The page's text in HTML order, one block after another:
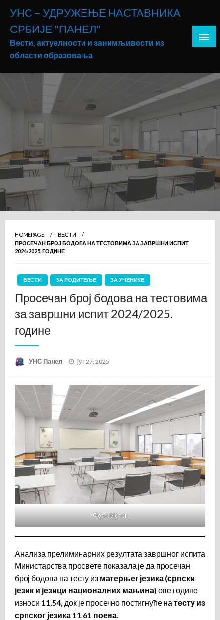
content
УНС – УДРУЖЕЊЕ НАСТАВНИКА
СРБИЈЕ "ПАНЕЛ"
Вести, актуелности и занимљивости из
области образовања
HOMEPAGE
ВЕСТИ
ПРОСЕЧАН БРОЈ БОДОВА НА ТЕСТОВИМА ЗА ЗАВРШНИ ИСПИТ
2024/2025. ГОДИНЕ
ВЕСТИ ЗА РОДИТЕЉЕ ЗА УЧЕНИКЕ
Просечан број бодова на тестовима
за завршни испит 2024/2025.
године
УНС Панел
Posted
јун 27, 2025
Фото: Исток
Анализа прелиминарних резултата завршног испита
Министарства просвете показала је да просечан
број бодова на тесту из матерњег језика (српски
језик и језици националних мањина) ове године
износи 11,54, док је просечно постигнуће на тесту из
српског језика 11,61 поена